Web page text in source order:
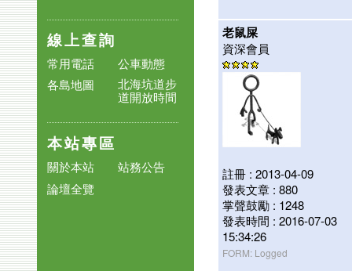
線上查詢
常用電話
公車動態
各島地圖
北海坑道步
道開放時間
本站專區
關於本站
站務公告
論壇全覽
老鼠屎
資深會員
註冊 : 2013-04-09
發表文章 : 880
掌聲鼓勵 : 1248
發表時間 : 2016-07-03
15:34:26
FORM: Logged